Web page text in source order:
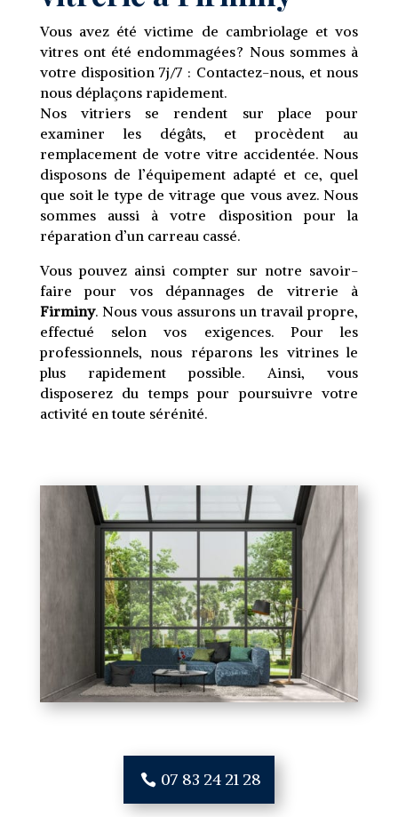
Vous avez été victime de cambriolage et vos
vitres ont été endommagées ? Nous sommes à
votre disposition 7j/7 : Contactez-nous, et nous
nous déplaçons rapidement.
Nos vitriers se rendent sur place pour
examiner les dégâts, et procèdent au
remplacement de votre vitre accidentée. Nous
disposons de l’équipement adapté et ce, quel
que soit le type de vitrage que vous avez. Nous
sommes aussi à votre disposition pour la
réparation d’un carreau cassé.
Vous pouvez ainsi compter sur notre savoir-
faire pour vos dépannages de vitrerie à
Firminy. Nous vous assurons un travail propre,
effectué selon vos exigences. Pour les
professionnels, nous réparons les vitrines le
plus rapidement possible. Ainsi, vous
disposerez du temps pour poursuivre votre
activité en toute sérénité.
07 83 24 21 28